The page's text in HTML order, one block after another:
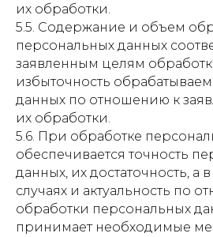
их обработки.
5.5. Содержание и объем
персональных данных
заявленным целям
избыточность
данных по отношению к
их обработки.
5.6. При обработке
обеспечивается точность
данных, их достаточность, а
случаях и актуальность по
обработки персональных
принимает необходимые